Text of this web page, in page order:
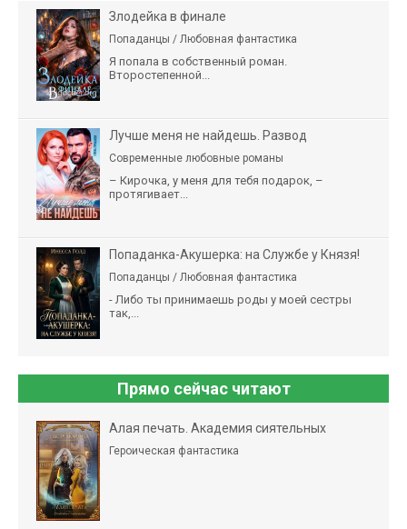
Злодейка в финале
Попаданцы / Любовная фантастика
Я попала в собственный роман.
Второстепенной...
Лучше меня не найдешь. Развод
Современные любовные романы
– Кирочка, у меня для тебя подарок, –
протягивает...
Попаданка-Акушерка: на Службе у Князя!
Попаданцы / Любовная фантастика
- Либо ты принимаешь роды у моей сестры
так,...
Прямо сейчас читают
Алая печать. Академия сиятельных
Героическая фантастика